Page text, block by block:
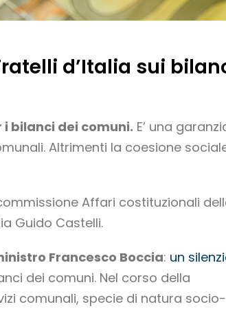
d’Italia sui
bilanci dei comuni. E’ una
Altrimenti la coesione
Affari costituzionali
Guido Castelli.
Francesco Boccia: un
dei comuni. Nel corso della
comunali, specie di natura socio-